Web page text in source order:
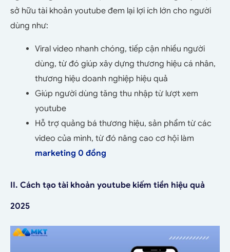
sở hữu tài khoản youtube đem lại lợi ích lớn cho người
dùng như:
Viral video nhanh chóng, tiếp cận nhiều người
dùng, từ đó giúp xây dựng thương hiệu cá nhân,
thương hiệu doanh nghiệp hiệu quả
Giúp người dùng tăng thu nhập từ lượt xem
youtube
Hỗ trợ quảng bá thương hiệu, sản phẩm từ các
video của mình, từ đó nâng cao cơ hội làm
marketing 0 đồng
II. Cách tạo tài khoản youtube kiếm tiền hiệu quả
2025